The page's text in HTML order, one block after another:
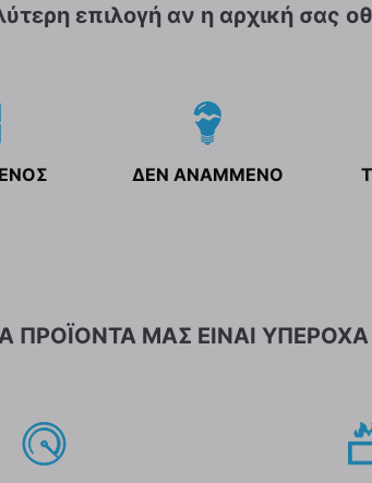
επιλογή αν η αρχική σας
ΔΕΝ ΑΝΑΜΜΕΝΟ
ΠΡΟΪΟΝΤΑ ΜΑΣ ΕΙΝΑΙ ΥΠΕΡΟΧΑ